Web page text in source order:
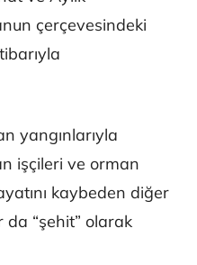
çerçevesindeki
yangınlarıyla
işçileri ve orman
kaybeden diğer
“şehit” olarak